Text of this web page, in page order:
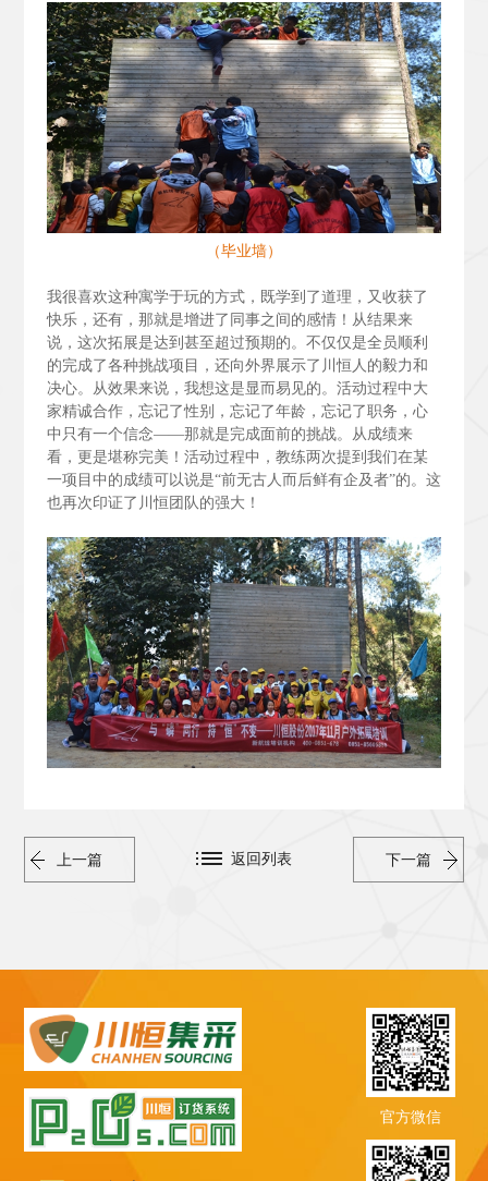
（毕业墙）
我很喜欢这种寓学于玩的方式，既学到了道理，又收获了
快乐，还有，那就是增进了同事之间的感情！从结果来
说，这次拓展是达到甚至超过预期的。不仅仅是全员顺利
的完成了各种挑战项目，还向外界展示了川恒人的毅力和
决心。从效果来说，我想这是显而易见的。活动过程中大
家精诚合作，忘记了性别，忘记了年龄，忘记了职务，心
中只有一个信念——那就是完成面前的挑战。从成绩来
看，更是堪称完美！活动过程中，教练两次提到我们在某
一项目中的成绩可以说是“前无古人而后鲜有企及者”的。这
也再次印证了川恒团队的强大！
上一篇 下一篇
返回列表
官方微信